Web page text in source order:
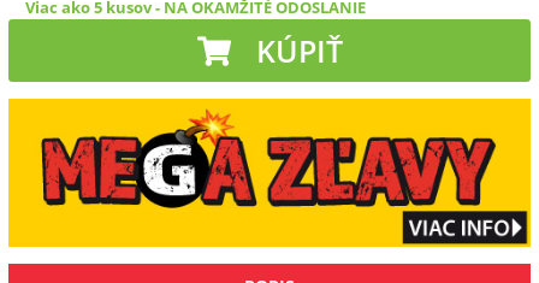
Viac ako 5 kusov- NA OKAMŽITÉ ODOSLANIE
KÚPIŤ